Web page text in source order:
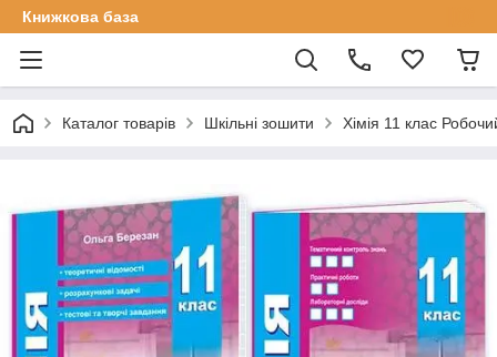
Книжкова база
Каталог товарів Шкільні зошити Хімія 11 клас